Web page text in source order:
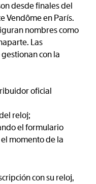
desde finales del
Vendôme en París.
nombres como
Las
con la
oficial
reloj;
el formulario
momento de la
con su reloj,